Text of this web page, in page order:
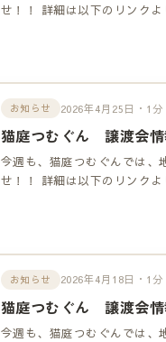
せ！！ 詳細は以下のリンクよ
お知らせ 2026年4月25日・1分
猫庭つむぐん 譲渡会情
今週も、猫庭つむぐんでは、
せ！！ 詳細は以下のリンクよ
お知らせ 2026年4月18日・1分
猫庭つむぐん 譲渡会情
今週も、猫庭つむぐんでは、